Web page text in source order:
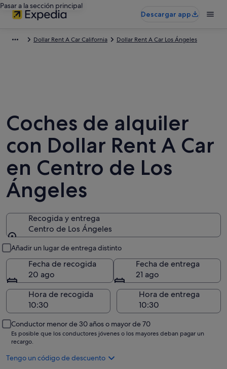
Pasar a la sección principal
Descargar app
Dollar Rent A Car California Dollar Rent A Car Los Ángeles
Coches de alquiler
con Dollar Rent A Car
en Centro de Los
Ángeles
Recogida y entrega
Centro de Los Ángeles
Añadir un lugar de entrega distinto
Fecha de recogida
20 ago
Fecha de entrega
21 ago
Hora de recogida
Hora de entrega
Conductor menor de 30 años o mayor de 70
Es posible que los conductores jóvenes o los mayores deban pagar un
recargo.
Tengo un código de descuento